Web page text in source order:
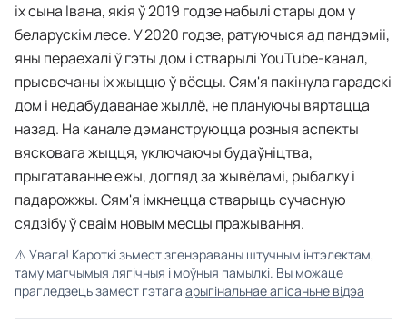
іх сына Івана, якія ў 2019 годзе набылі стары дом у
беларускім лесе. У 2020 годзе, ратуючыся ад пандэміі,
яны пераехалі ў гэты дом і стварылі YouTube-канал,
прысвечаны іх жыццю ў вёсцы. Сям'я пакінула гарадскі
дом і недабудаванае жыллё, не плануючы вяртацца
назад. На канале дэманструюцца розныя аспекты
вясковага жыцця, уключаючы будаўніцтва,
прыгатаванне ежы, догляд за жывёламі, рыбалку і
падарожжы. Сям'я імкнецца стварыць сучасную
сядзібу ў сваім новым месцы пражывання.
⚠️ Увага! Кароткі зьмест згенэраваны штучным інтэлектам,
таму магчымыя лягічныя і моўныя памылкі. Вы можаце
прагледзець замест гэтага арыгінальнае апісаньне відэа